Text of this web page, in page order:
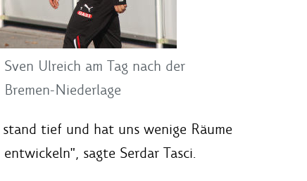
Sven Ulreich am Tag nach der
Bremen-Niederlage
tief und hat uns wenige Räume
sagte Serdar Tasci.